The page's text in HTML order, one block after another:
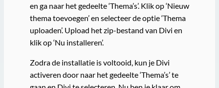
en ga naar het gedeelte ‘Thema’s’. Klik op ‘Nieuw
thema toevoegen’ en selecteer de optie ‘Thema
uploaden’. Upload het zip-bestand van Divi en
klik op ‘Nu installeren’.
Zodra de installatie is voltooid, kun je Divi
activeren door naar het gedeelte ‘Thema’s’ te